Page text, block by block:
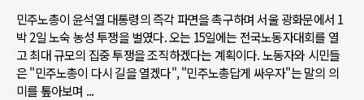
민주노총이 윤석열 대통령의 즉각 파면을 촉구하며 서울 광화문에서 1
박 2일 노숙 농성 투쟁을 벌였다. 오는 15일에는 전국노동자대회를 열
고 최대 규모의 집중 투쟁을 조직하겠다는 계획이다. 노동자와 시민들
은 "민주노총이 다시 길을 열겠다", "민주노총답게 싸우자"는 말의 의
미를 톺아보며 ...